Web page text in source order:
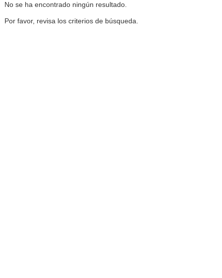
No se ha encontrado ningún resultado.
Por favor, revisa los criterios de búsqueda.